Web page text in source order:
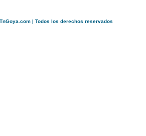
| Todos los derechos reservados